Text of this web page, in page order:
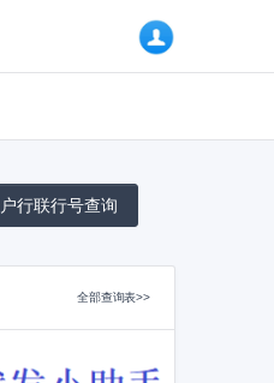
全部查询表>>